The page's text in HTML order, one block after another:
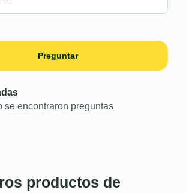
Preguntar
se encontraron preguntas
productos de